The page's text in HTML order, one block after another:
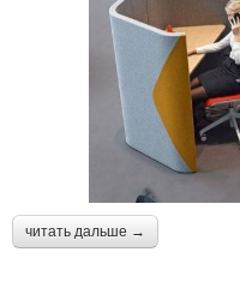
читать дальше →